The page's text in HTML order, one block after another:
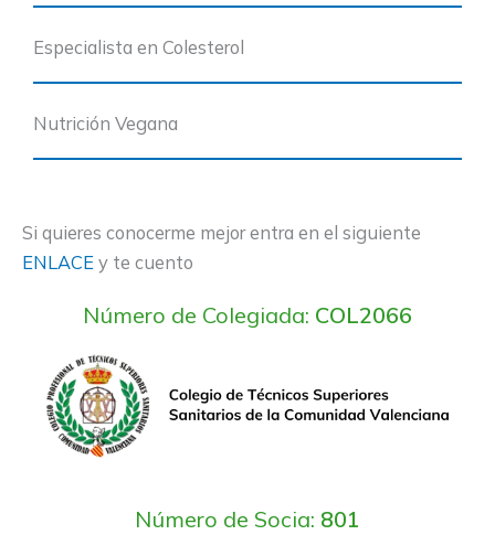
Especialista en Colesterol
Nutrición Vegana
Si quieres conocerme mejor entra en el siguiente
ENLACE y te cuento
Número de Colegiada: COL2066
Número de Socia: 801